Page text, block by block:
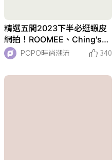
精選五間2023下半必逛蝦皮
網拍！ROOMEE、Ching's韓
系風格，秋天衣服買起來！
POPO時尚潮流 340